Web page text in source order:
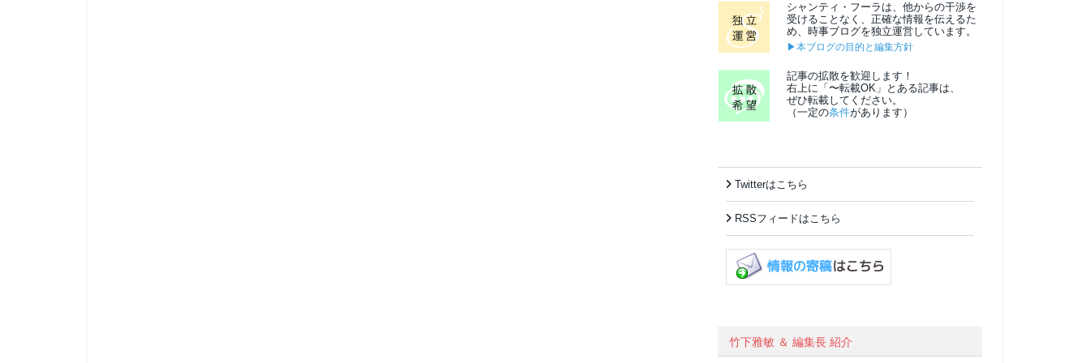
シャンティ・フーラは、他からの干渉を
受けることなく、正確な情報を伝えるた
め、時事ブログを独立運営しています。
▶本ブログの目的と編集方針
記事の拡散を歓迎します！
右上に「〜転載OK」とある記事は、
ぜひ転載してください。
（一定の条件があります）
Twitterはこちら
RSSフィードはこちら
竹下雅敏 ＆ 編集長 紹介